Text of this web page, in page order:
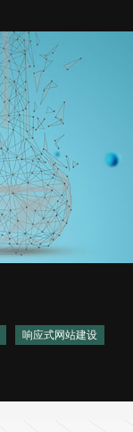
响应式网站建设